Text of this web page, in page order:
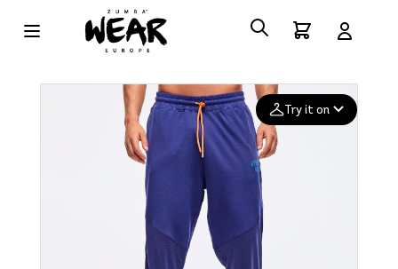
Try it on
Add your
Deleted after 24 hours